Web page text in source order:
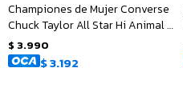
Championes de Mujer Converse
Chuck Taylor All Star Hi Animal -
Animal Print
$ 3.990
$3.192